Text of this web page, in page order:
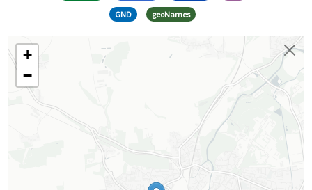
GND
geoNames
+
−